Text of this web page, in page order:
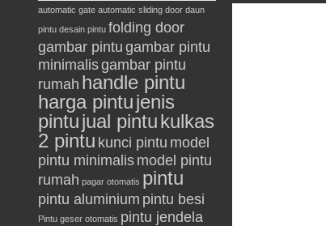
automatic gate automatic sliding door daun
pintu desain pintu folding door
gambar pintu gambar pintu
minimalisgambar pintu
rumah handle pintu
harga pintujenis
pintujual pintukulkas
2 pintu kunci pintu model
pintu minimalis model pintu
rumah pagar otomatis pintu
pintu aluminium pintu besi
Pintu geser otomatis pintu jendela